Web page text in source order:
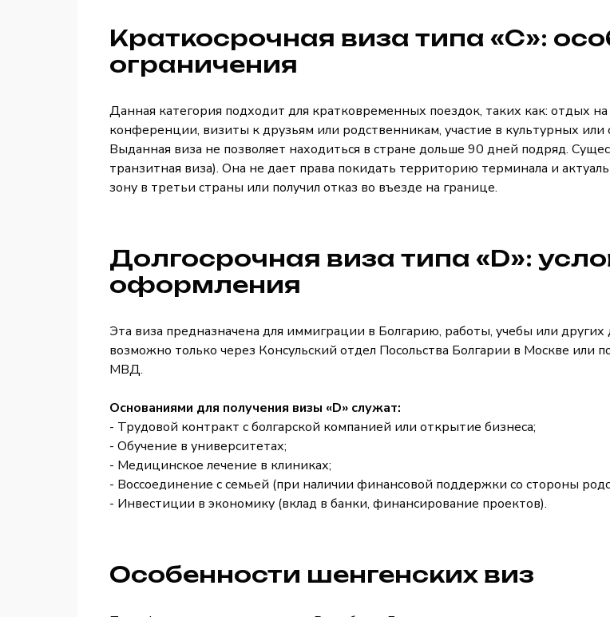
Краткосрочная виза типа «C»:
ограничения
Данная категория подходит для кратковременных поездок, таких как: отдых
конференции, визиты к друзьям или родственникам, участие в культурных или
Выданная виза не позволяет находиться в стране дольше 90 дней подряд.
транзитная виза). Она не дает права покидать территорию терминала и
зону в третьи страны или получил отказ во въезде на границе.
Долгосрочная виза типа «D»:
оформления
Эта виза предназначена для иммиграции в Болгарию, работы, учебы или
возможно только через Консульский отдел Посольства Болгарии в Москве или
МВД.
Основаниями для получения визы «D» служат:
- Трудовой контракт с болгарской компанией или открытие бизнеса;
- Обучение в университетах;
- Медицинское лечение в клиниках;
- Воссоединение с семьей (при наличии финансовой поддержки со стороны
- Инвестиции в экономику (вклад в банки, финансирование проектов).
Особенности шенгенских виз